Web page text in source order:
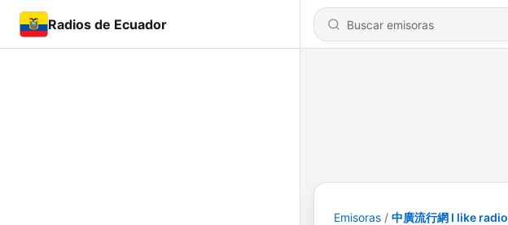
Radios de Ecuador
Emisoras 中廣流行網 I like radio